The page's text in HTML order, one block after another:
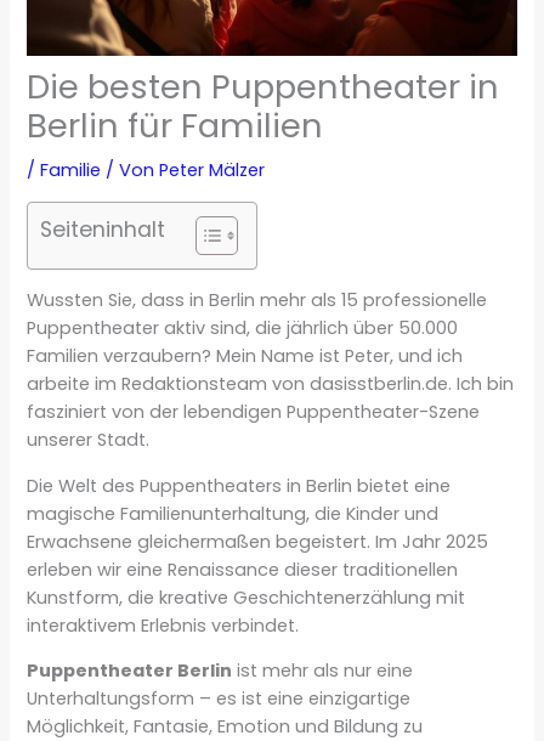
Die besten Puppentheater in
Berlin für Familien
/Familie / VonPeter Mälzer
Seiteninhalt
Wussten Sie, dass in Berlin mehr als 15 professionelle
Puppentheater aktiv sind, die jährlich über 50.000
Familien verzaubern? Mein Name ist Peter, und ich
arbeite im Redaktionsteam von dasisstberlin.de. Ich bin
fasziniert von der lebendigen Puppentheater-Szene
unserer Stadt.
Die Welt des Puppentheaters in Berlin bietet eine
magische Familienunterhaltung, die Kinder und
Erwachsene gleichermaßen begeistert. Im Jahr 2025
erleben wir eine Renaissance dieser traditionellen
Kunstform, die kreative Geschichtenerzählung mit
interaktivem Erlebnis verbindet.
Puppentheater Berlin ist mehr als nur eine
Unterhaltungsform – es ist eine einzigartige
Möglichkeit, Fantasie, Emotion und Bildung zu